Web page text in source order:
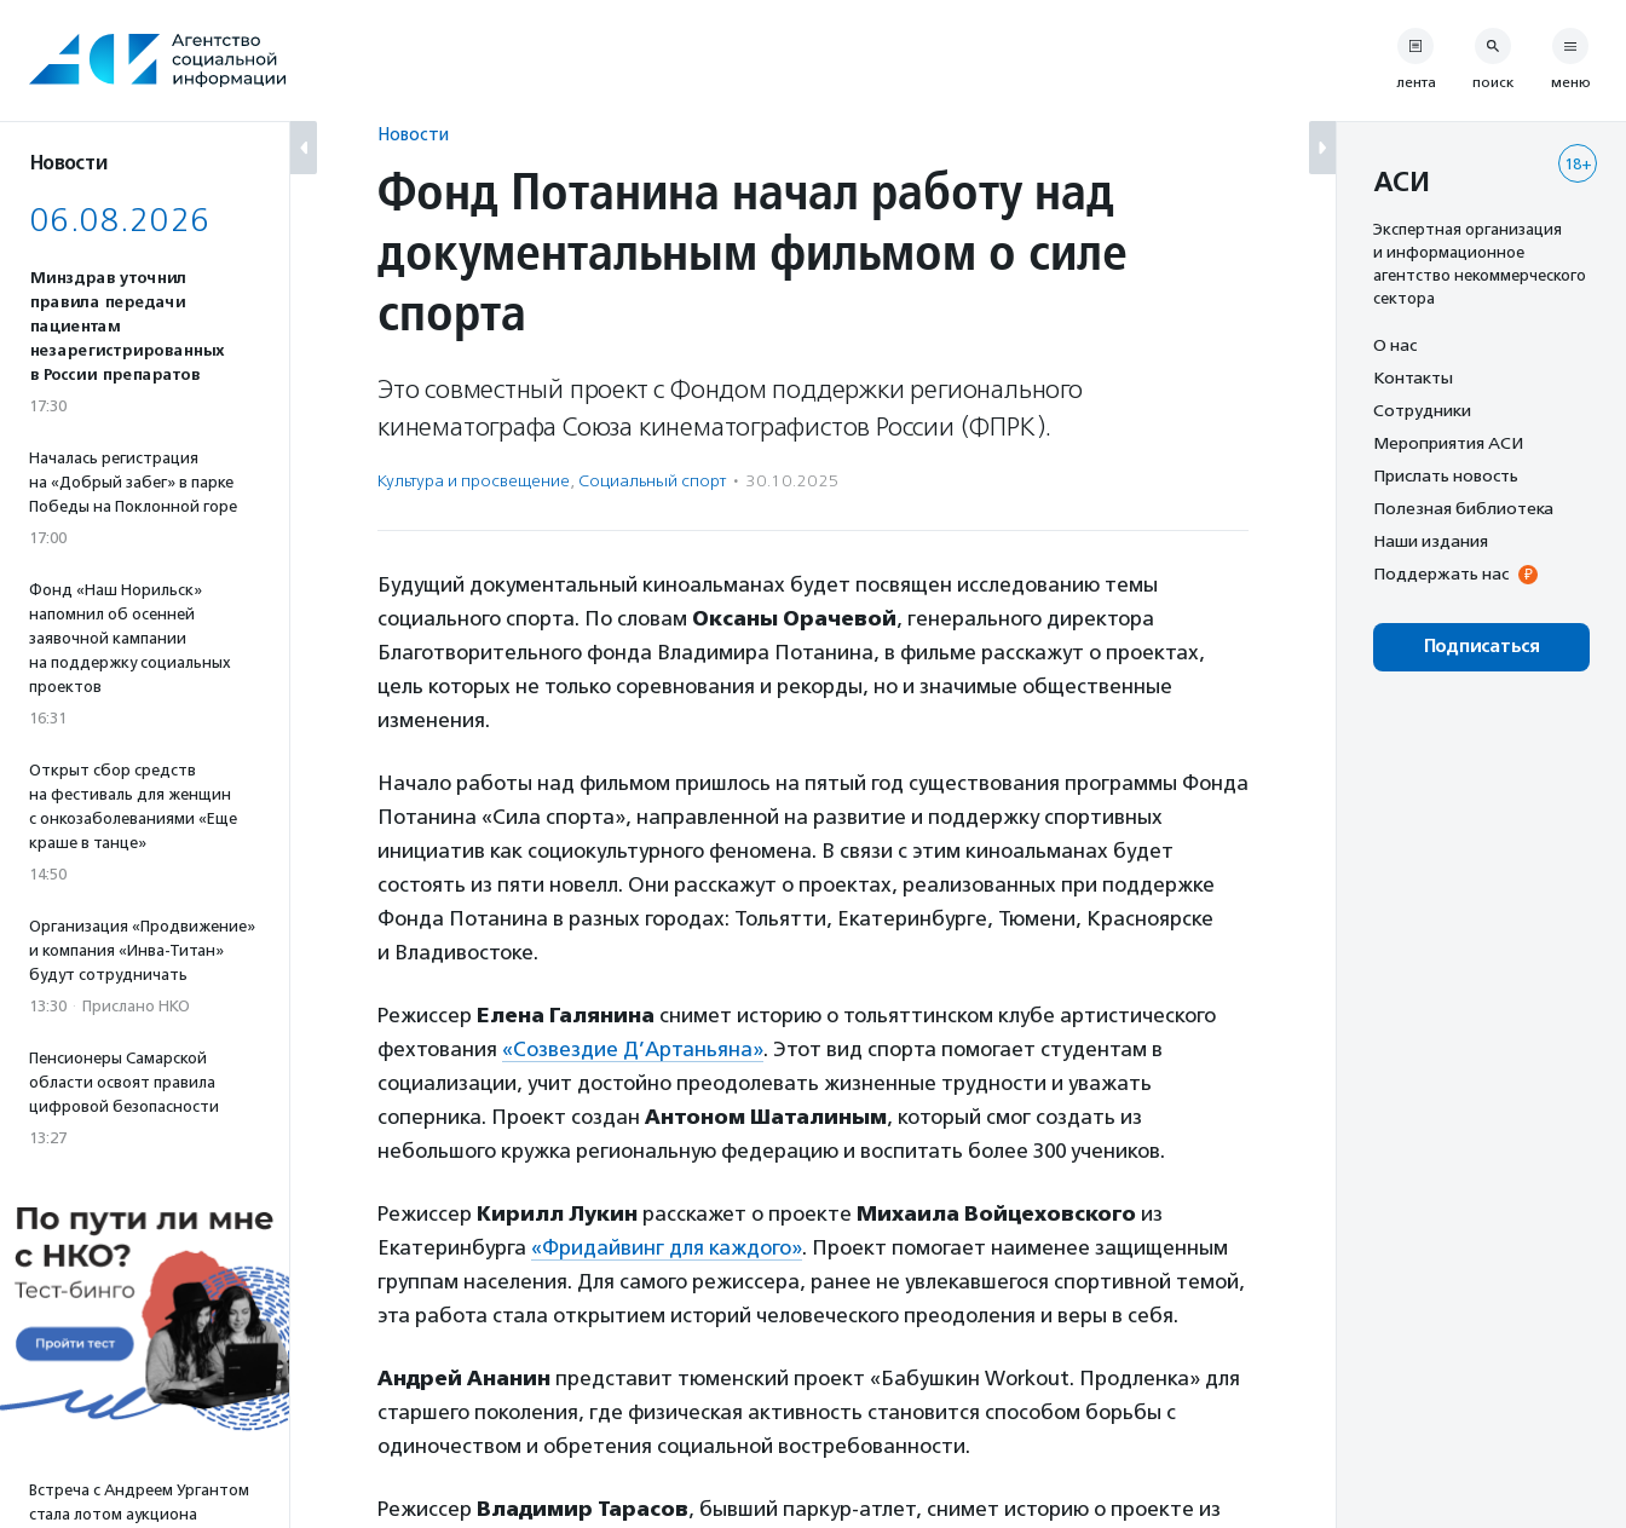
содержанию
Новости
06.08.2026
Минздрав уточнил
правила передачи
пациентам
незарегистрированных
в России препаратов
17:30
Началась регистрация
на «Добрый забег» в парке
Победы на Поклонной горе
17:00
Фонд «Наш Норильск»
напомнил об осенней
заявочной кампании
на поддержку социальных
проектов
16:31
Открыт сбор средств
на фестиваль для женщин
с онкозаболеваниями «Еще
краше в танце»
14:50
Организация «Продвижение»
и компания «Инва-Титан»
будут сотрудничать
13:30 · Прислано НКО
Пенсионеры Самарской
области освоят правила
цифровой безопасности
13:27
Встреча с Андреем Ургантом
стала лотом аукциона
Новости
Фонд Потанина начал работу над
документальным фильмом о силе
спорта
Это совместный проект с Фондом поддержки регионального
кинематографа Союза кинематографистов России (ФПРК).
Культура и просвещение, Социальный спорт · 30.10.2025
Будущий документальный киноальманах будет посвящен исследованию темы
социального спорта. По словам Оксаны Орачевой, генерального директора
Благотворительного фонда Владимира Потанина, в фильме расскажут о проектах,
цель которых не только соревнования и рекорды, но и значимые общественные
изменения.
Начало работы над фильмом пришлось на пятый год существования программы Фонда
Потанина «Сила спорта», направленной на развитие и поддержку спортивных
инициатив как социокультурного феномена. В связи с этим киноальманах будет
состоять из пяти новелл. Они расскажут о проектах, реализованных при поддержке
Фонда Потанина в разных городах: Тольятти, Екатеринбурге, Тюмени, Красноярске
и Владивостоке.
Режиссер Елена Галянина снимет историю о тольяттинском клубе артистического
фехтования «Созвездие Д’Артаньяна». Этот вид спорта помогает студентам в
социализации, учит достойно преодолевать жизненные трудности и уважать
соперника. Проект создан Антоном Шаталиным, который смог создать из
небольшого кружка региональную федерацию и воспитать более 300 учеников.
Режиссер Кирилл Лукин расскажет о проекте Михаила Войцеховского из
Екатеринбурга «Фридайвинг для каждого». Проект помогает наименее защищенным
группам населения. Для самого режиссера, ранее не увлекавшегося спортивной темой,
эта работа стала открытием историй человеческого преодоления и веры в себя.
Андрей Ананин представит тюменский проект «Бабушкин Workout. Продленка» для
старшего поколения, где физическая активность становится способом борьбы с
одиночеством и обретения социальной востребованности.
Режиссер Владимир Тарасов, бывший паркур-атлет, снимет историю о проекте из
лента поиск меню
18+
АСИ
Экспертная организация
и информационное
агентство некоммерческого
сектора
О нас
Контакты
Сотрудники
Мероприятия АСИ
Прислать новость
Полезная библиотека
Наши издания
Поддержать нас
Подписаться